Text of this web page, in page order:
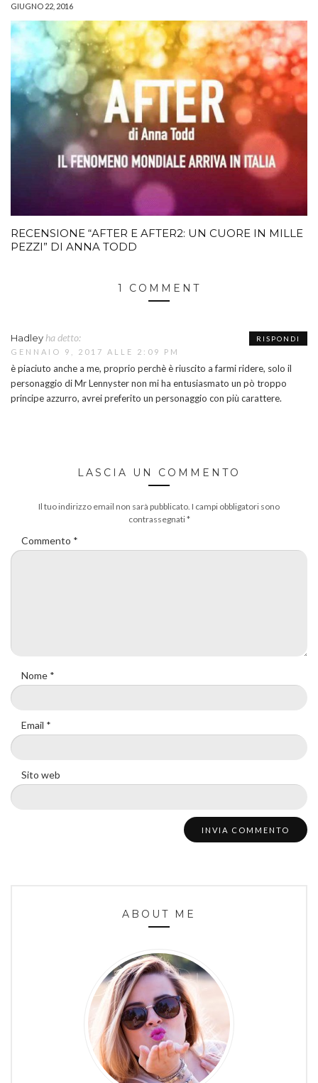
GIUGNO 22, 2016
RECENSIONE “AFTER E AFTER2: UN CUORE IN MILLE
PEZZI” DI ANNA TODD
1 COMMENT
Hadleyha detto:
GENNAIO 9, 2017 ALLE 2:09 PM
è piaciuto anche a me, proprio perchè è riuscito a farmi ridere, solo il
personaggio di Mr Lennyster non mi ha entusiasmato un pò troppo
principe azzurro, avrei preferito un personaggio con più carattere.
RISPONDI
LASCIA UN COMMENTO
Il tuo indirizzo email non sarà pubblicato. I campi obbligatori sono
contrassegnati*
Commento *
Nome *
Email *
Sito web
ABOUT ME